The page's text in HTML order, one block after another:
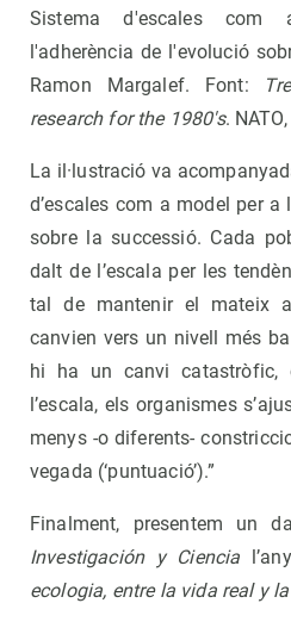
Sistema d'escales
l'adherència de l'evolució
Ramon Margalef. Font:
research for the 1980's.
La il·lustració va
d’escales com a model per a
sobre la successió. Cada
dalt de l’escala per les
tal de mantenir el mateix
canvien vers un nivell més
hi ha un canvi catastròfic,
l’escala, els organismes
menys -o diferents-
vegada (‘puntuació’).”
Finalment, presentem un
Investigación y Ciencia
ecologia, entre la vida real y